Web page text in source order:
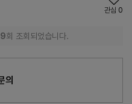
관심 0
회 조회되었습니다.
의